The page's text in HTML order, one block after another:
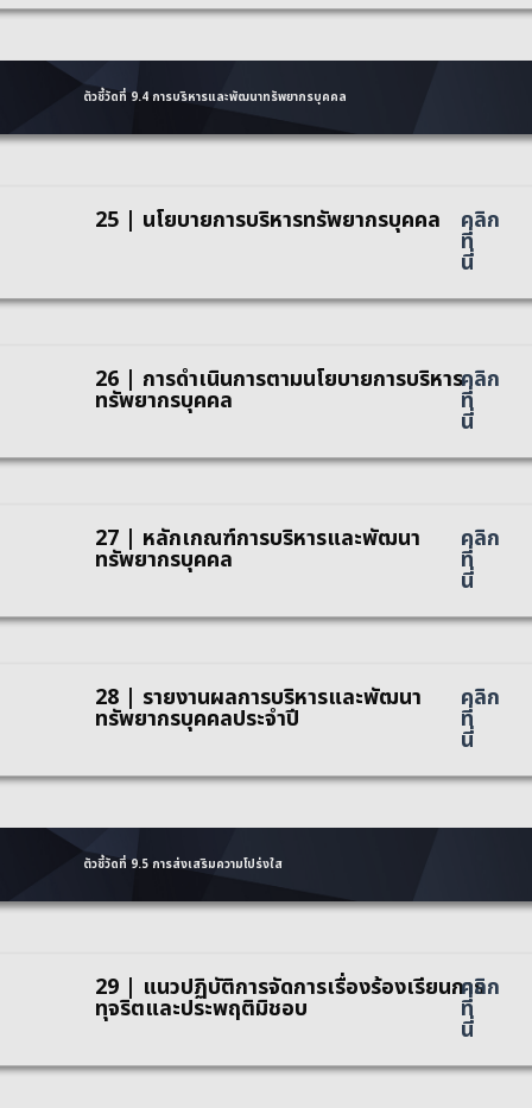
ตัวชี้วัดที่ 9.4 การบริหารและพัฒนาทรัพยากรบุคคล
25 | นโยบายการบริหารทรัพยากรบุคคล คลิก
ที่
นี่
26 | การดำเนินการตามนโยบายการบริหาร
ทรัพยากรบุคคล
คลิก
ที่
นี่
27 | หลักเกณฑ์การบริหารและพัฒนา
ทรัพยากรบุคคล
คลิก
ที่
นี่
28 | รายงานผลการบริหารและพัฒนา
ทรัพยากรบุคคลประจำปี
คลิก
ที่
นี่
ตัวชี้วัดที่ 9.5 การส่งเสริมความโปร่งใส
29 | แนวปฏิบัติการจัดการเรื่องร้องเรียนการ
ทุจริตและประพฤติมิชอบ
คลิก
ที่
นี่